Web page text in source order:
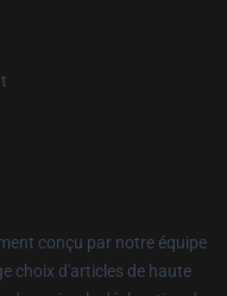
conçu par notre équipe
choix d'articles de haute